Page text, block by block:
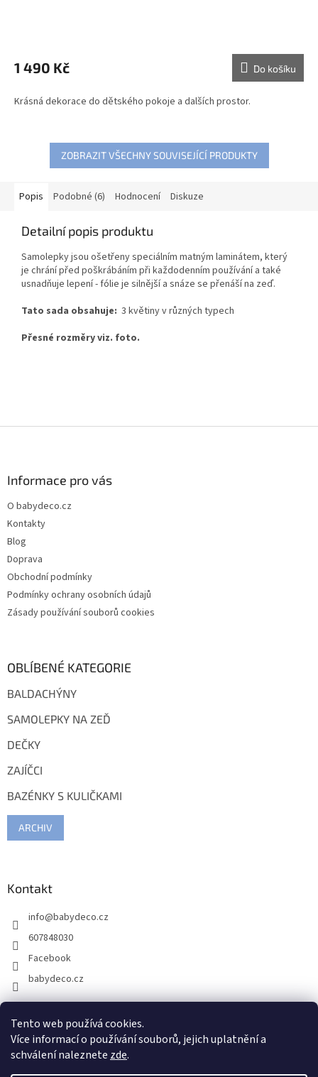
Tento web používá cookies.
Více informací o používání souborů, jejich uplatnění a
schválení naleznete zde.
1 490 Kč Do košíku
Krásná dekorace do dětského pokoje a dalších prostor.
ZOBRAZIT VŠECHNY SOUVISEJÍCÍ PRODUKTY
Popis Podobné (6) Hodnocení Diskuze
Detailní popis produktu
Samolepky jsou ošetřeny speciálním matným laminátem, který
je chrání před poškrábáním při každodenním používání a také
usnadňuje lepení - fólie je silnější a snáze se přenáší na zeď.
Tato sada obsahuje: 3 květiny v různých typech
Přesné rozměry viz. foto.
Informace pro vás
O babydeco.cz
Kontakty
Blog
Doprava
Obchodní podmínky
Podmínky ochrany osobních údajů
Zásady používání souborů cookies
OBLÍBENÉ KATEGORIE
BALDACHÝNY
SAMOLEPKY NA ZEĎ
DEČKY
ZAJÍČCI
BAZÉNKY S KULIČKAMI
ARCHIV
Kontakt
info@babydeco.cz
607848030
Facebook
babydeco.cz